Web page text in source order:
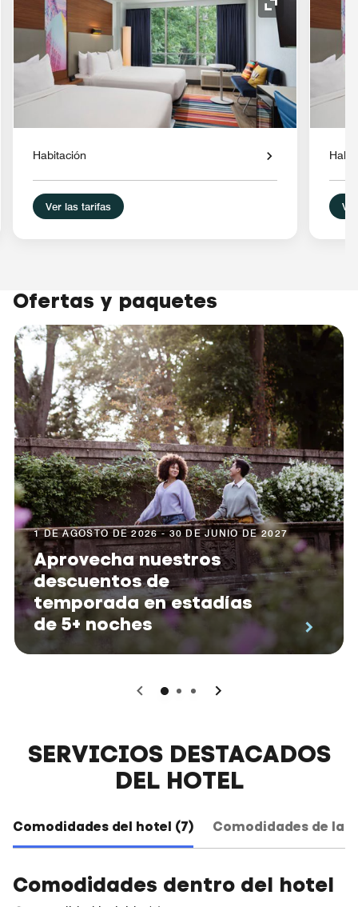
de expansión Icono de
Habitación
Ver las tarifas
Ofertas y paquetes
1 DE AGOSTO DE 2026 - 30 DE JUNIO DE 2027
Aprovecha nuestros
descuentos de
temporada en estadías
de 5+ noches
0 1 2
SERVICIOS DESTACADOS
DEL HOTEL
Comodidades del hotel (7) Comodidades de la
Comodidades dentro del hotel